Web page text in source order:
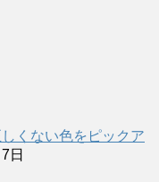
くない色をピックア
日